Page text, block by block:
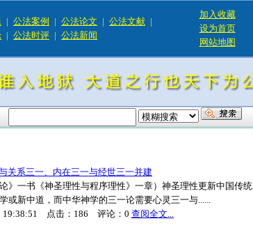
| 公法案例 | 公法论文 | 公法文献 |
| 公法时评 | 公法新闻
加入收藏
设为首页
网站地图
关系三一、内在三一与经世三一并建
》一书《神圣理性与程序理性》一章）神圣理性更新中国传统
或新中道，而中华神学的三一论需要心灵三一与......
19:38:51 点击： 186 评论： 0 查阅全文...